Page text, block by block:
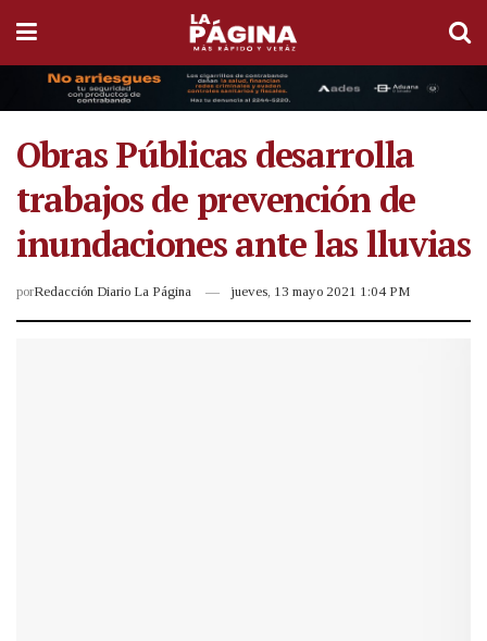
Obras Públicas desarrolla
trabajos de prevención de
inundaciones ante las lluvias
porRedacción Diario La Página jueves, 13 mayo 2021 1:04 PM